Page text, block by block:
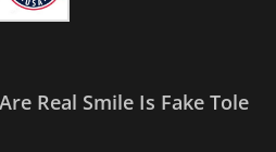
Real Smile Is Fake Tole